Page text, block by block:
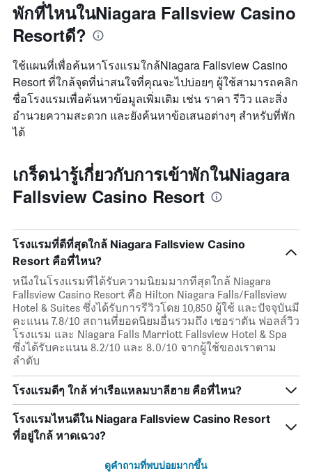
พักที่ไหนในNiagara Fallsview Casino
Resortดี?
ใช้แผนที่เพื่อค้นหาโรงแรมใกล้Niagara Fallsview Casino
Resort ที่ใกล้จุดที่น่าสนใจที่คุณจะไปบ่อยๆ ผู้ใช้สามารถคลิก
ชื่อโรงแรมเพื่อค้นหาข้อมูลเพิ่มเติม เช่น ราคา รีวิว และสิ่ง
อำนวยความสะดวก และยังค้นหาข้อเสนอต่างๆ สำหรับที่พัก
ได้
เกร็ดน่ารู้เกี่ยวกับการเข้าพักในNiagara
Fallsview Casino Resort
โรงแรมที่ดีที่สุดใกล้ Niagara Fallsview Casino
Resort คือที่ไหน?
หนึ่งในโรงแรมที่ได้รับความนิยมมากที่สุดใกล้ Niagara
Fallsview Casino Resort คือ Hilton Niagara Falls/Fallsview
Hotel & Suites ซึ่งได้รับการรีวิวโดย 10,850 ผู้ใช้ และปัจจุบันมี
คะแนน 7.8/10 สถานที่ยอดนิยมอื่นรวมถึง เชอราตัน ฟอลส์วิว
โรงแรม และ Niagara Falls Marriott Fallsview Hotel & Spa
ซึ่งได้รับคะแนน 8.2/10 และ 8.0/10 จากผู้ใช้ของเราตาม
ลำดับ
โรงแรมดีๆ ใกล้ ท่าเรือแหลมบาลีฮาย คือที่ไหน?
โรงแรมไหนดีใน Niagara Fallsview Casino Resort
ที่อยู่ใกล้ หาดเฉวง?
ดูคำถามที่พบบ่อยมากขึ้น